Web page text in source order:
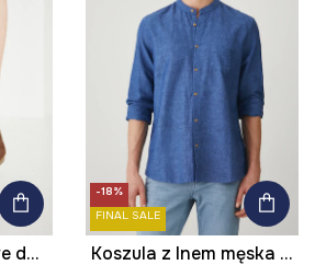
Baleriny zamszowe damskie z elastyczną podeszwą kolor brązowy
-18%
FINAL SALE
Koszula z lnem męska ze stójką kolor niebieski